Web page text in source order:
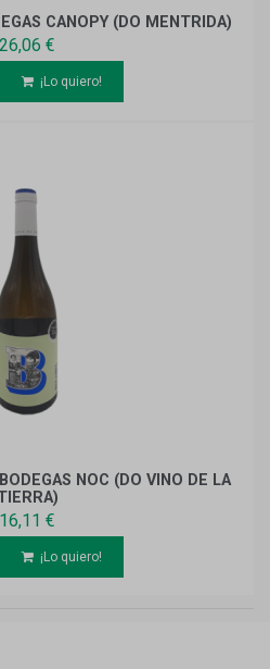
CANOPY (DO MENTRIDA)
26,06 €
¡Lo quiero!
NOC (DO VINO DE LA
16,11 €
¡Lo quiero!